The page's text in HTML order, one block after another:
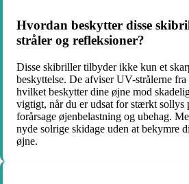
Hvordan beskytter disse
stråler og refleksioner?
Disse skibriller tilbyder ikke kun et
beskyttelse. De afviser UV-strålerne
hvilket beskytter dine øjne mod
vigtigt, når du er udsat for stærkt sollys
forårsage øjenbelastning og ubehag.
nyde solrige skidage uden at bekymre
øjne.